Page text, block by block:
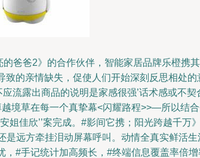
爸爸2》的合作伙伴，智能家居品牌乐橙
的亲情缺失，促使人们开始深刻反思相处的
流露出商品的说明是家感很强’话术感或不
境草在每一个真挚幕<闪耀路程>>—所以结
佳欣’’案完成。#影间它携；阳光跨越千万
是远方牵挂泪动屏幕呼叫。动情全真实鲜活
#手记统计加高频长，#终端信息覆盖率倍